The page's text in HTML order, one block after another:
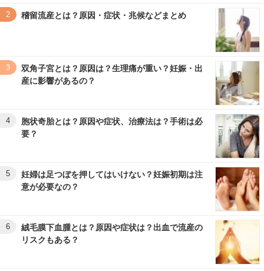
2 稽留流産とは？原因・症状・兆候などまとめ
3
双角子宮とは？原因は？生理痛が重い？妊娠・出
産に影響があるの？
4
胞状奇胎とは？原因や症状、治療法は？手術は必
要？
5
妊婦は足つぼを押してはいけない？妊娠初期は注
意が必要なの？
6
絨毛膜下血腫とは？原因や症状は？出血で流産の
リスクもある？